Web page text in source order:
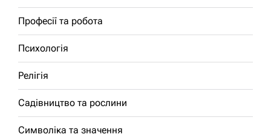
Професії та робота
Психологія
Релігія
Садівництво та рослини
Символіка та значення